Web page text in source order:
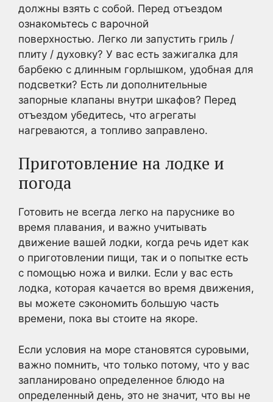
должны взять с собой. Перед отъездом
ознакомьтесь с варочной
поверхностью. Легко ли запустить гриль /
плиту / духовку? У вас есть зажигалка для
барбекю с длинным горлышком, удобная для
подсветки? Есть ли дополнительные
запорные клапаны внутри шкафов? Перед
отъездом убедитесь, что агрегаты
нагреваются, а топливо заправлено.
Приготовление на лодке и
погода
Готовить не всегда легко на паруснике во
время плавания, и важно учитывать
движение вашей лодки, когда речь идет как
о приготовлении пищи, так и о попытке есть
с помощью ножа и вилки. Если у вас есть
лодка, которая качается во время движения,
вы можете сэкономить большую часть
времени, пока вы стоите на якоре.
Если условия на море становятся суровыми,
важно помнить, что только потому, что у вас
запланировано определенное блюдо на
определенный день, это не значит, что вы не